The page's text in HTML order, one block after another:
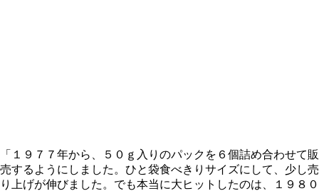
「１９７７年から、５０ｇ入りのパックを６個詰め合わせて販
売するようにしました。ひと袋食べきりサイズにして、少し売
り上げが伸びました。でも本当に大ヒットしたのは、１９８０